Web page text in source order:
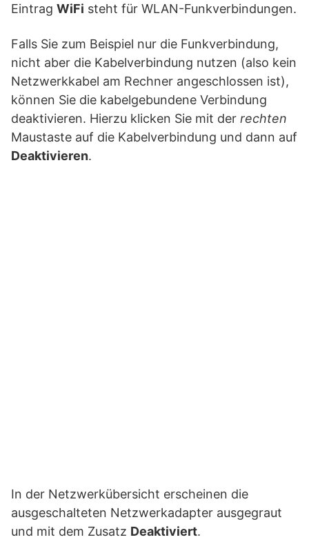
Eintrag WiFi steht für WLAN-Funkverbindungen.
Falls Sie zum Beispiel nur die Funkverbindung,
nicht aber die Kabelverbindung nutzen (also kein
Netzwerkkabel am Rechner angeschlossen ist),
können Sie die kabelgebundene Verbindung
deaktivieren. Hierzu klicken Sie mit der rechten
Maustaste auf die Kabelverbindung und dann auf
Deaktivieren.
In der Netzwerkübersicht erscheinen die
ausgeschalteten Netzwerkadapter ausgegraut
und mit dem Zusatz Deaktiviert.